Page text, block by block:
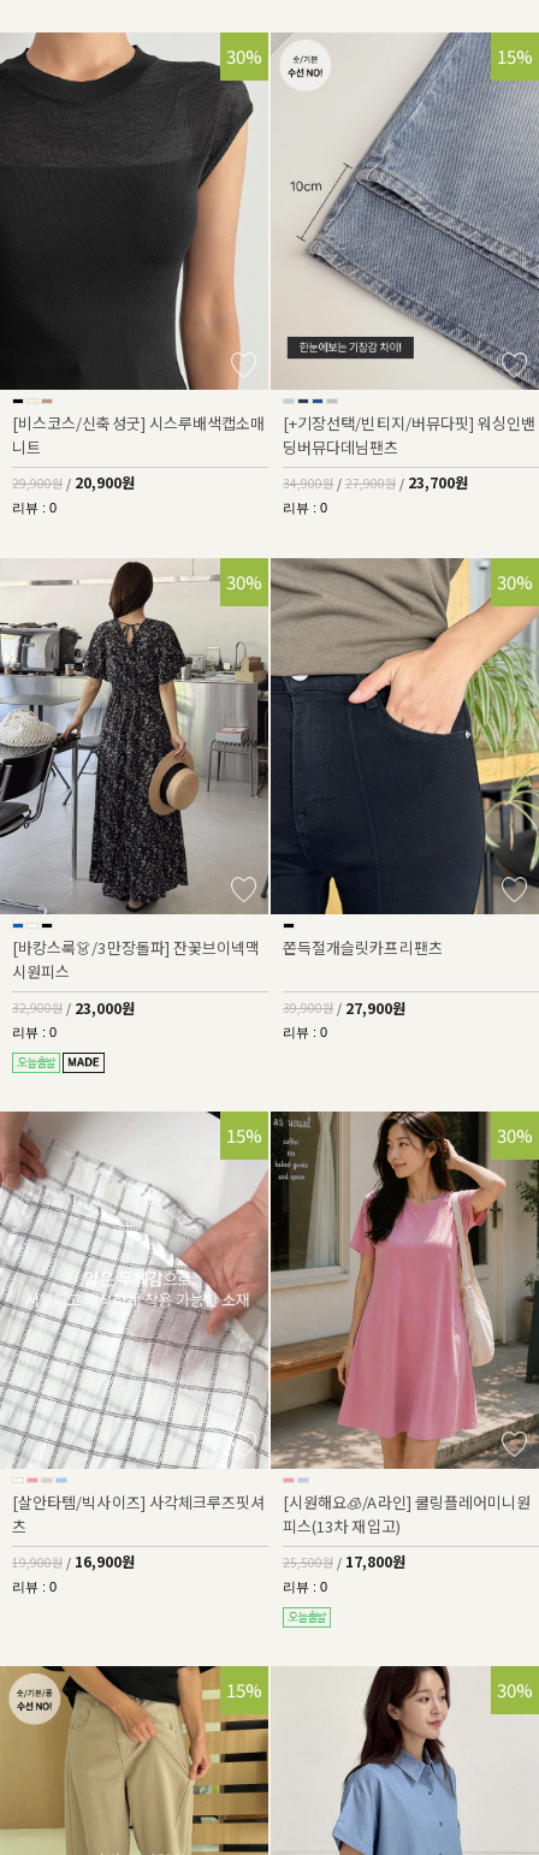
30%
[비스코스/신축성굿] 시스루배색캡소매
니트
29,900원 / 20,900원
리뷰 : 0
32%
15%
[+기장선택/빈티지/버뮤다핏] 워싱인밴
딩버뮤다데님팬츠
34,900원 / 27,900원 / 23,700원
리뷰 : 0
30%
[바캉스룩👗/3만장돌파] 잔꽃브이넥맥
시원피스
32,900원 / 23,000원
리뷰 : 0
30%
쫀득절개슬릿카프리팬츠
39,900원 / 27,900원
리뷰 : 0
15%
[살안타템/빅사이즈] 사각체크루즈핏셔
츠
19,900원 / 16,900원
리뷰 : 0
30%
[시원해요🧊/A라인] 쿨링플레어미니원
피스(13차 재입고)
25,500원 / 17,800원
리뷰 : 0
32%
15% 36%
30%